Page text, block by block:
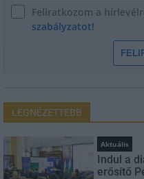
Feliratkozom a
szabályzatot!
LEGNÉZETTEBB
Aktuális
Indul a
erősítő